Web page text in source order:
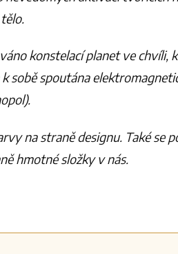
konstelací planet ve chvíli,
sobě spoutána
na straně designu. Také se
hmotné složky v nás.